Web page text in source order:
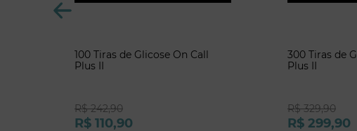
100 Tiras de Glicose On Call
Plus II
R$ 242,90
R$ 110,90
300 Tiras de
Plus II
R$ 329,90
R$ 299,90